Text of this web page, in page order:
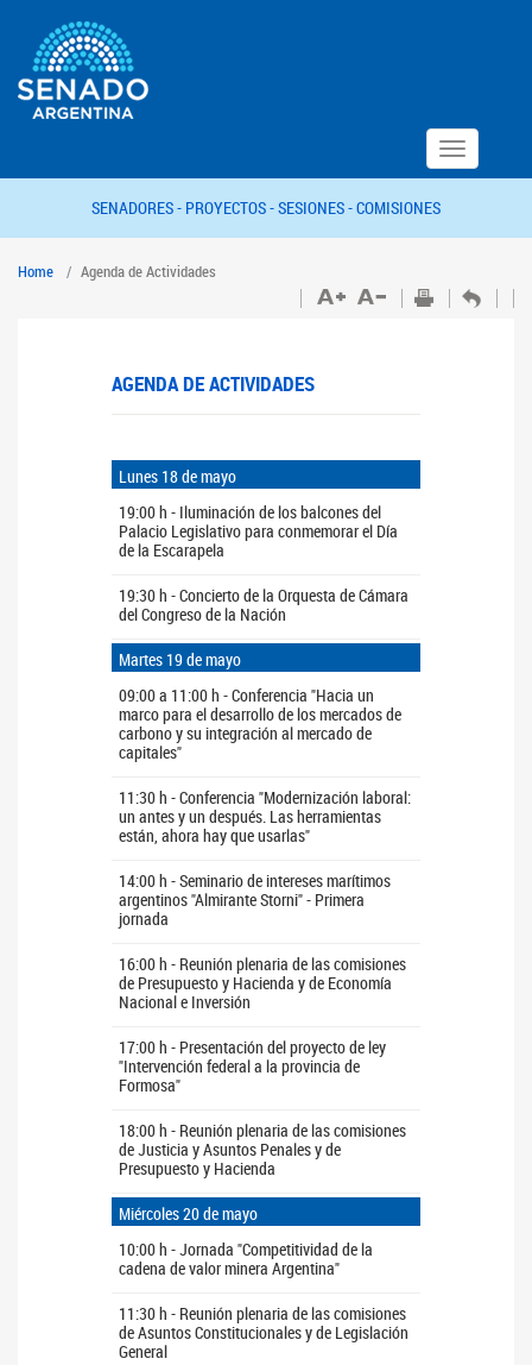
Toggle
navigation
SENADORES - PROYECTOS -SESIONES -COMISIONES
Home Agenda de Actividades
AGENDA DE ACTIVIDADES
Lunes 18 de mayo
19:00 h - Iluminación de los balcones del
Palacio Legislativo para conmemorar el Día
de la Escarapela
19:30 h - Concierto de la Orquesta de Cámara
del Congreso de la Nación
Martes 19 de mayo
09:00 a 11:00 h - Conferencia "Hacia un
marco para el desarrollo de los mercados de
carbono y su integración al mercado de
capitales"
11:30 h - Conferencia "Modernización laboral:
un antes y un después. Las herramientas
están, ahora hay que usarlas"
14:00 h - Seminario de intereses marítimos
argentinos "Almirante Storni" - Primera
jornada
16:00 h - Reunión plenaria de las comisiones
de Presupuesto y Hacienda y de Economía
Nacional e Inversión
17:00 h - Presentación del proyecto de ley
"Intervención federal a la provincia de
Formosa"
18:00 h - Reunión plenaria de las comisiones
de Justicia y Asuntos Penales y de
Presupuesto y Hacienda
Miércoles 20 de mayo
10:00 h - Jornada "Competitividad de la
cadena de valor minera Argentina"
11:30 h - Reunión plenaria de las comisiones
de Asuntos Constitucionales y de Legislación
General